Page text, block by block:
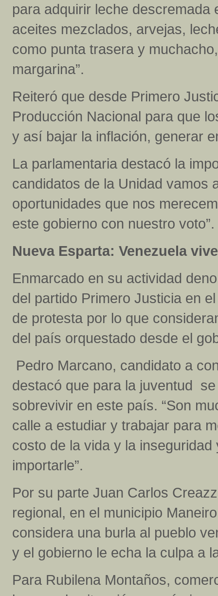
para adquirir leche
aceites mezclados, arvejas,
como punta trasera y
margarina”.
Reiteró que desde Primero
Producción Nacional para que
y así bajar la inflación, generar
La parlamentaria destacó la
candidatos de la Unidad vamos
oportunidades que nos
este gobierno con nuestro voto”.
Nueva Esparta: Venezuela
Enmarcado en su actividad
del partido Primero Justicia en
de protesta por lo que
del país orquestado desde el
Pedro Marcano, candidato a
destacó que para la juventud
sobrevivir en este país. “Son
calle a estudiar y trabajar para
costo de la vida y la
importarle”.
Por su parte Juan Carlos
regional, en el municipio
considera una burla al pueblo
y el gobierno le echa la culpa a
Para Rubilena Montaños,